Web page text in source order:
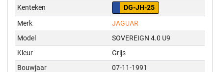
Kenteken
DG-JH-25
Merk
JAGUAR
Model
SOVEREIGN 4.0 U9
Kleur
Grijs
Bouwjaar
07-11-1991